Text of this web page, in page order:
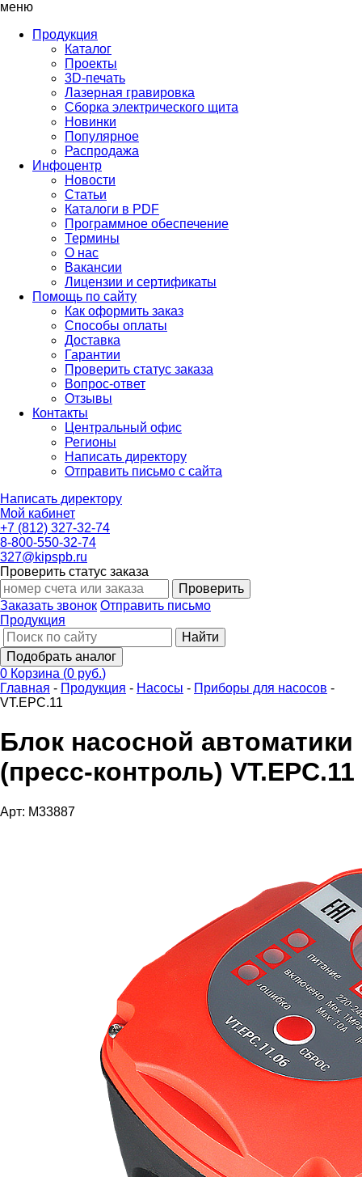
меню
Продукция
Каталог
Проекты
3D-печать
Лазерная гравировка
Сборка электрического щита
Новинки
Популярное
Распродажа
Инфоцентр
Новости
Статьи
Каталоги в PDF
Программное обеспечение
Термины
О нас
Вакансии
Лицензии и сертификаты
Помощь по сайту
Как оформить заказ
Способы оплаты
Доставка
Гарантии
Проверить статус заказа
Вопрос-ответ
Отзывы
Контакты
Центральный офис
Регионы
Написать директору
Отправить письмо с сайта
Написать директору
Мой кабинет
+7 (812) 327-32-74
8-800-550-32-74
327@kipspb.ru
Проверить статус заказа
Проверить
Заказать звонок Отправить письмо
Продукция
Найти
Подобрать аналог
0 Корзина (0 руб.)
Главная - Продукция - Насосы - Приборы для насосов -
VT.EPC.11
Блок насосной автоматики
(пресс-контроль) VT.EPC.11
Арт: M33887